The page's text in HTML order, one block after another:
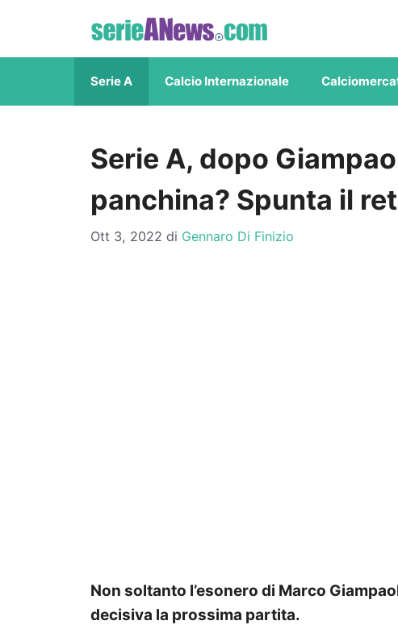
contenuto
Serie A Calcio Internazionale
Serie A, dopo
panchina? Spunta il
Ott 3, 2022 di Gennaro Di Finizio
Non soltanto l’esonero di Marco
decisiva la prossima partita.